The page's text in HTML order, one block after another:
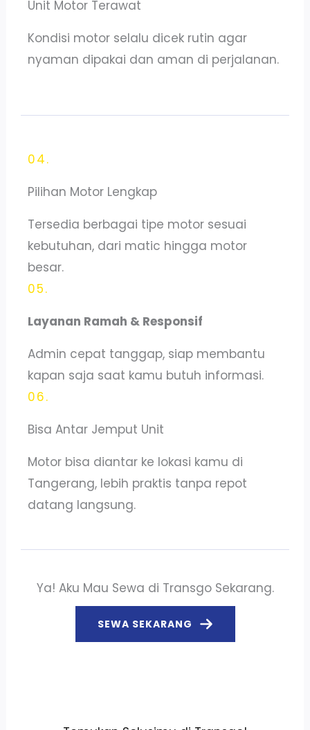
Unit Motor Terawat
Kondisi motor selalu dicek rutin agar
nyaman dipakai dan aman di perjalanan.
04.
Pilihan Motor Lengkap
Tersedia berbagai tipe motor sesuai
kebutuhan, dari matic hingga motor
besar.
05.
Layanan Ramah & Responsif
Admin cepat tanggap, siap membantu
kapan saja saat kamu butuh informasi.
06.
Bisa Antar Jemput Unit
Motor bisa diantar ke lokasi kamu di
Tangerang, lebih praktis tanpa repot
datang langsung.
Ya! Aku Mau Sewa di Transgo Sekarang.
SEWA SEKARANG